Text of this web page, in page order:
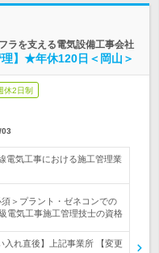
ラを支える電気設備工事会社
】★年休120日＜岡山＞
休2日制
電気工事における施工管理業
＞プラント・ゼネコンでの
電気工事施工管理技士の資格
入れ直後】上記事業所 【変更